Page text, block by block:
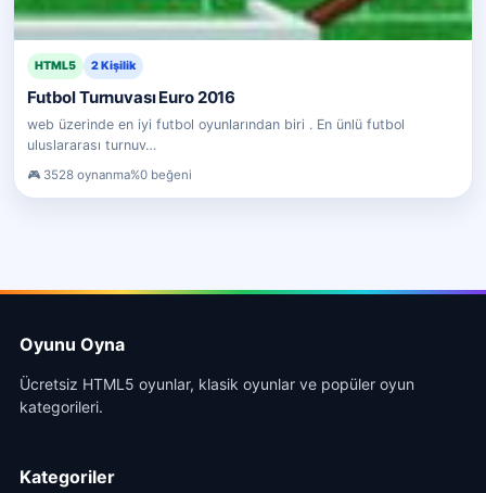
HTML5 2 Kişilik
Futbol Turnuvası Euro 2016
web üzerinde en iyi futbol oyunlarından biri . En ünlü futbol
uluslararası turnuv…
3528 oynanma%0 beğeni
Oyunu Oyna
Ücretsiz HTML5 oyunlar, klasik oyunlar ve popüler oyun
kategorileri.
Kategoriler